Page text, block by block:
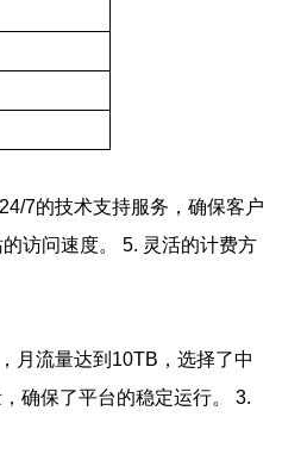
7的技术支持服务，确保客户
访问速度。 5. 灵活的计费方
月流量达到10TB，选择了中
确保了平台的稳定运行。 3.